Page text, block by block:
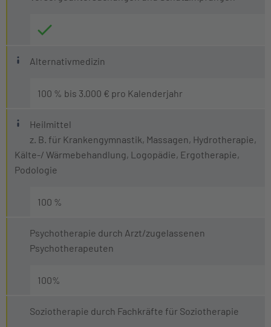
Was sind Alternative Heilmethoden?
Methoden der besonderen Therapierichtungen
Behandlung durch sektorale Heilpraktiker, wie z.
Behandlung durch Chiropraktiker und
Alternativmedizin
100 % bis 3.000 € pro Kalenderjahr
Offener Heil- und Hilfsmittelkatalog
Der offene Katalog ermöglicht es Versicherten, eine
Heilmittel
z. B. für Krankengymnastik, Massagen, Hydrotherapie,
Kälte-/ Wärmebehandlung, Logopädie, Ergotherapie,
Podologie
100 %
Psychotherapie durch Arzt/zugelassenen
Psychotherapeuten
100%
Soziotherapie durch Fachkräfte für Soziotherapie